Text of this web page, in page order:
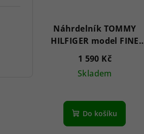
Náhrdelník TOMMY
HILFIGER model FINE
CORE 2700989
1 590 Kč
Skladem
Do košíku